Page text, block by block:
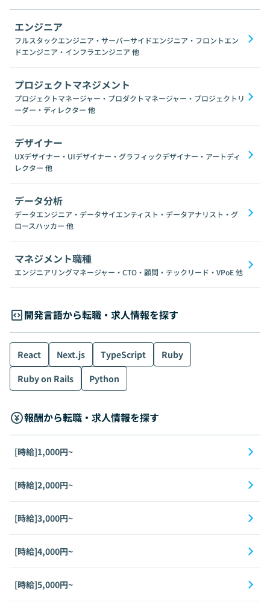
エンジニア
フルスタックエンジニア・サーバーサイドエンジニア・フロントエン
ドエンジニア・インフラエンジニア 他
プロジェクトマネジメント
プロジェクトマネージャー・プロダクトマネージャー・プロジェクトリ
ーダー・ディレクター 他
デザイナー
UXデザイナー・UIデザイナー・グラフィックデザイナー・アートディ
レクター 他
データ分析
データエンジニア・データサイエンティスト・データアナリスト・グ
ロースハッカー 他
マネジメント職種
エンジニアリングマネージャー・CTO・顧問・テックリード・VPoE他
開発言語から転職・求人情報を探す
React Next.js TypeScript
Ruby
Ruby on Rails
Python
報酬から転職・求人情報を探す
[時給]1,000円~
[時給]2,000円~
[時給]3,000円~
[時給]4,000円~
[時給]5,000円~